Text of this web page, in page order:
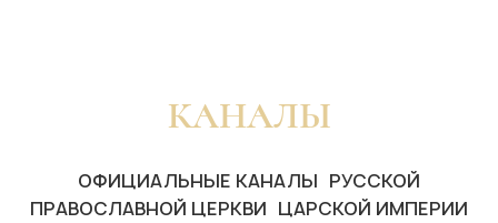
КАНАЛЫ
ОФИЦИАЛЬНЫЕ КАНАЛЫ РУССКОЙ
ПРАВОСЛАВНОЙ ЦЕРКВИ ЦАРСКОЙ ИМПЕРИИ